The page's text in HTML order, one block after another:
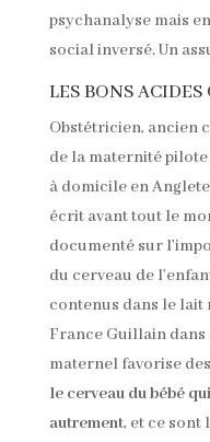
psychanalyse mais
social inversé. Un
LES BONS ACIDES
Obstétricien, ancien
de la maternité
à domicile en
écrit avant tout le
documenté sur
du cerveau de
contenus dans le
France Guillain
maternel favorise des
le cerveau du bébé
autrement, et ce sont